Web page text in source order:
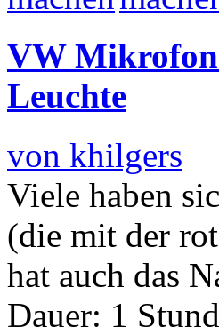
VW
Leuchte
von khilgers
Viele haben
(die mit der
hat auch das
Dauer: 1